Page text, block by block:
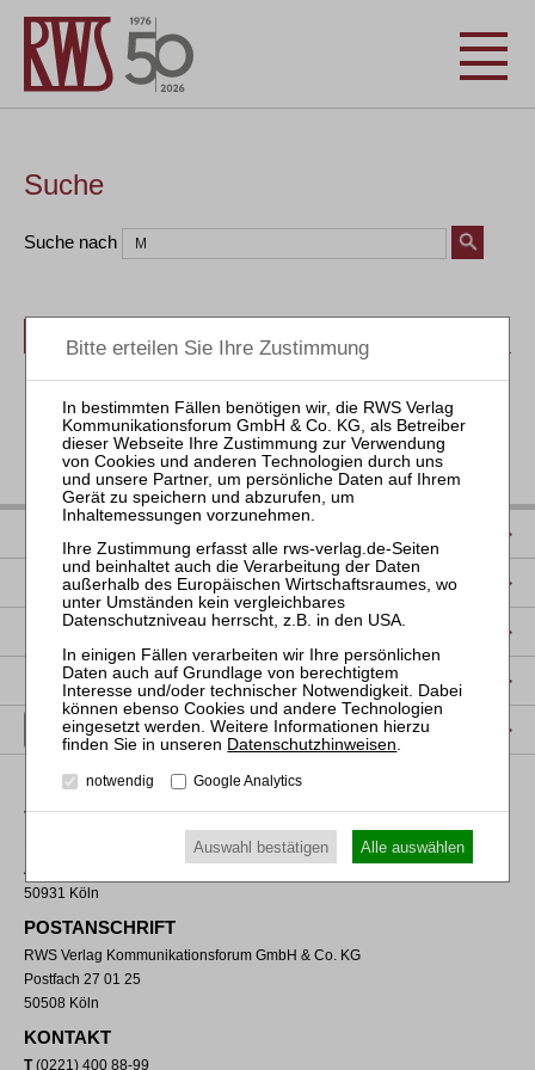
Suche
Suche nach
Bücher Seminare Zeitschriften
DATENSCHUTZ
NUTZUNGSBESTIMMUNGEN/AGB
PRODUKTSICHERHEIT (GPSR)
VERTRAG WIDERRUFEN
VERLAGSADRESSE
RWS Verlag Kommunikationsforum GmbH & Co. KG
Aachener Straße 222
50931 Köln
POSTANSCHRIFT
RWS Verlag Kommunikationsforum GmbH & Co. KG
Postfach 27 01 25
50508 Köln
KONTAKT
T(0221) 400 88-99
Datenschutzhinweisen
notwendig Google Analytics
Auswahl bestätigen Alle auswählen